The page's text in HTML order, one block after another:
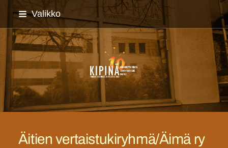
Siirry
sisältöön
Valikko
Imatran
Äitien vertaistukiryhmä/Äimä ry